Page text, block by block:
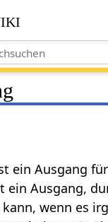
ein Ausgang
ein Ausgang,
wenn es